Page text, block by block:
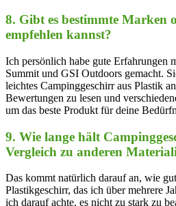
8. Gibt es bestimmte Marken
empfehlen kannst?
Ich persönlich habe gute Erfahrungen
Summit und GSI Outdoors gemacht.
leichtes Campinggeschirr⁢ aus Plastik
Bewertungen zu lesen und
um das beste Produkt für deine
9. Wie lange hält‌
Vergleich zu anderen
Das kommt natürlich darauf an, wie
Plastikgeschirr, das ich über mehrere
ich darauf achte, es nicht⁢ zu‌ stark zu